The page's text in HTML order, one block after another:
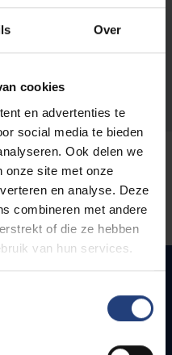
Over
cookies
en advertenties te
social media te bieden
Ook delen we
onze site met onze
en analyse. Deze
combineren met andere
of die ze hebben
van hun services.